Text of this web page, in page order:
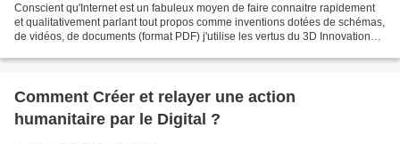
Conscient qu'Internet est un fabuleux moyen de faire connaitre rapidement
et qualitativement parlant tout propos comme inventions dotées de schémas,
de vidéos, de documents (format PDF) j'utilise les vertus du 3D Innovation
Comment Créer et relayer une action
humanitaire par le Digital ?